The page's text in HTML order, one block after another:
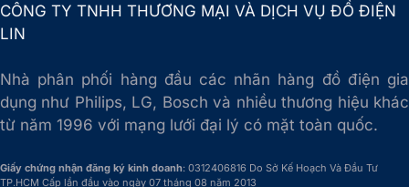
CÔNG TY TNHH THƯƠNG MẠI VÀ DỊCH VỤ ĐỒ ĐIỆN
LIN
Nhà phân phối hàng đầu các nhãn hàng đồ điện gia
dụng như Philips, LG, Bosch và nhiều thương hiệu khác
từ năm 1996 với mạng lưới đại lý có mặt toàn quốc.
Giấy chứng nhận đăng ký kinh doanh: 0312406816 Do Sở Kế Hoạch Và Đầu Tư
TP.HCM Cấp lần đầu vào ngày 07 tháng 08 năm 2013